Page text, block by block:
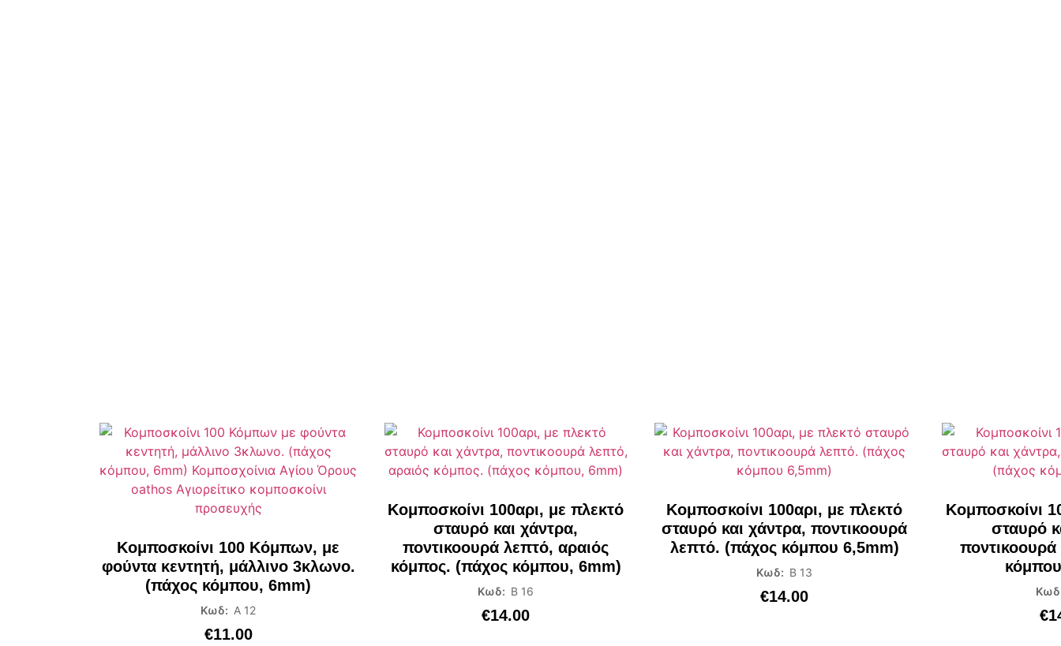
Κομποσκοίνι 100 Κόμπων, με
φούντα κεντητή, μάλλινο 3κλωνο.
(πάχος κόμπου, 6mm)
Κωδ: Α 12
€11.00
Κομποσκοίνι 100αρι, με πλεκτό
σταυρό και χάντρα,
ποντικοουρά λεπτό, αραιός
κόμπος. (πάχος κόμπου, 6mm)
Κωδ: B 16
€14.00
Κομποσκοίνι 100αρι, με πλεκτό
σταυρό και χάντρα, ποντικοουρά
λεπτό. (πάχος κόμπου 6,5mm)
Κωδ: Β 13
€14.00
Κομποσκοίνι
σταυρό
€